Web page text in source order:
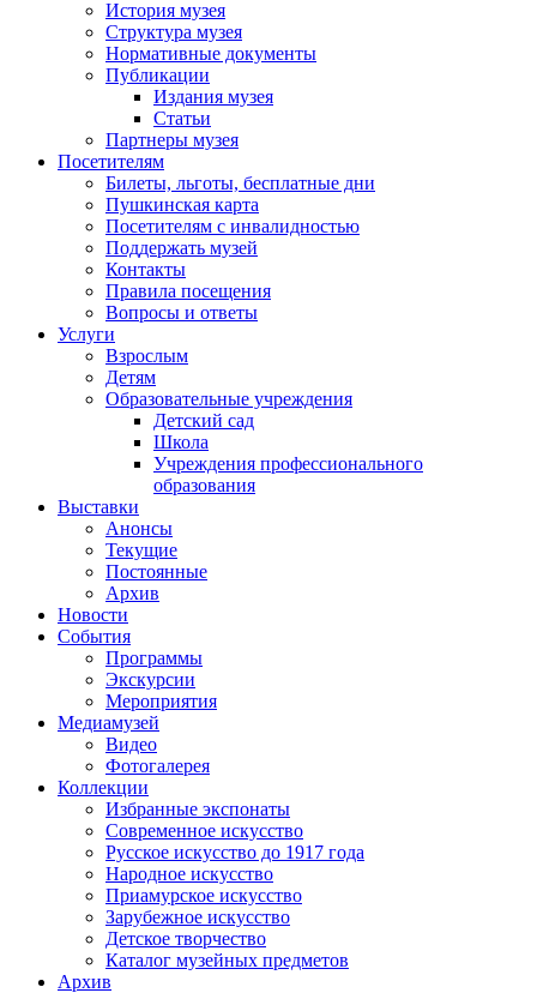
История музея
Структура музея
Нормативные документы
Публикации
Издания музея
Статьи
Партнеры музея
Посетителям
Билеты, льготы, бесплатные дни
Пушкинская карта
Посетителям с инвалидностью
Поддержать музей
Контакты
Правила посещения
Вопросы и ответы
Услуги
Взрослым
Детям
Образовательные учреждения
Детский сад
Школа
Учреждения профессионального
образования
Выставки
Анонсы
Текущие
Постоянные
Архив
Новости
События
Программы
Экскурсии
Мероприятия
Медиамузей
Видео
Фотогалерея
Коллекции
Избранные экспонаты
Современное искусство
Русское искусство до 1917 года
Народное искусство
Приамурское искусство
Зарубежное искусство
Детское творчество
Каталог музейных предметов
Архив